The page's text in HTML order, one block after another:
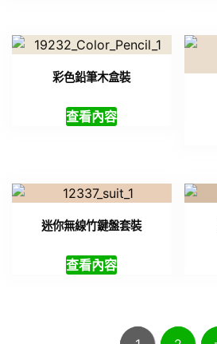
彩色鉛筆木盒裝
查看內容
迷你無線竹鍵盤套裝
查看內容